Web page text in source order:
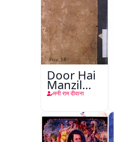
Door Hai
Manzil
Teri
मनी राम दीवाना